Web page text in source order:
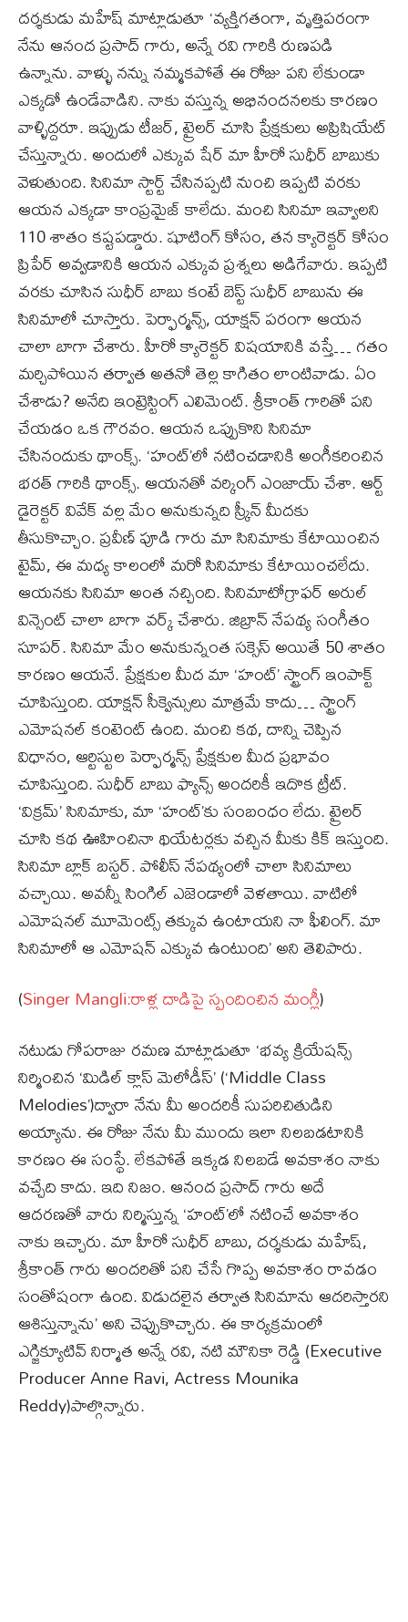
దర్శకుడు మహేష్ మాట్లాడుతూ ‘వ్యక్తిగతంగా, వృత్తిపరంగా
నేను ఆనంద ప్రసాద్ గారు, అన్నే రవి గారికి రుణపడి
ఉన్నాను. వాళ్ళు నన్ను నమ్మకపోతే ఈ రోజు పని లేకుండా
ఎక్కడో ఉండేవాడిని. నాకు వస్తున్న అభినందనలకు కారణం
వాళ్ళిద్దరూ. ఇప్పుడు టీజర్, ట్రైలర్ చూసి ప్రేక్షకులు అప్రిషియేట్
చేస్తున్నారు. అందులో ఎక్కువ షేర్ మా హీరో సుధీర్ బాబుకు
వెళుతుంది. సినిమా స్టార్ట్ చేసినప్పటి నుంచి ఇప్పటి వరకు
ఆయన ఎక్కడా కాంప్రమైజ్ కాలేదు. మంచి సినిమా ఇవ్వాలని
110 శాతం కష్టపడ్డారు. షూటింగ్ కోసం, తన క్యారెక్టర్ కోసం
ప్రిపేర్ అవ్వడానికి ఆయన ఎక్కువ ప్రశ్నలు అడిగేవారు. ఇప్పటి
వరకు చూసిన సుధీర్ బాబు కంటే బెస్ట్ సుధీర్ బాబును ఈ
సినిమాలో చూస్తారు. పెర్ఫార్మన్స్, యాక్షన్ పరంగా ఆయన
చాలా బాగా చేశారు. హీరో క్యారెక్టర్ విషయానికి వస్తే… గతం
మర్చిపోయిన తర్వాత అతనో తెల్ల కాగితం లాంటివాడు. ఏం
చేశాడు? అనేది ఇంట్రెస్టింగ్ ఎలిమెంట్. శ్రీకాంత్ గారితో పని
చేయడం ఒక గౌరవం. ఆయన ఒప్పుకొని సినిమా
చేసినందుకు థాంక్స్. ‘హంట్’లో నటించడానికి అంగీకరించిన
భరత్ గారికి థాంక్స్. ఆయనతో వర్కింగ్ ఎంజాయ్ చేశా. ఆర్ట్
డైరెక్టర్ వివేక్ వల్ల మేం అనుకున్నది స్క్రీన్ మీదకు
తీసుకొచ్చాం. ప్రవీణ్ పూడి గారు మా సినిమాకు కేటాయించిన
టైమ్, ఈ మధ్య కాలంలో మరో సినిమాకు కేటాయించలేదు.
ఆయనకు సినిమా అంత నచ్చింది. సినిమాటోగ్రాఫర్ అరుల్
విన్సెంట్ చాలా బాగా వర్క్ చేశారు. జిబ్రాన్ నేపథ్య సంగీతం
సూపర్. సినిమా మేం అనుకున్నంత సక్సెస్ అయితే 50 శాతం
కారణం ఆయనే. ప్రేక్షకుల మీద మా ‘హంట్’ స్ట్రాంగ్ ఇంపాక్ట్
చూపిస్తుంది. యాక్షన్ సీక్వెన్సులు మాత్రమే కాదు… స్ట్రాంగ్
ఎమోషనల్ కంటెంట్ ఉంది. మంచి కథ, దాన్ని చెప్పిన
విధానం, ఆర్టిస్టుల పెర్ఫార్మన్స్ ప్రేక్షకుల మీద ప్రభావం
చూపిస్తుంది. సుధీర్ బాబు ఫ్యాన్స్ అందరికీ ఇదొక ట్రీట్.
‘విక్రమ్’ సినిమాకు, మా ‘హంట్’కు సంబంధం లేదు. ట్రైలర్
చూసి కథ ఊహించినా థియేటర్లకు వచ్చిన మీకు కిక్ ఇస్తుంది.
సినిమా బ్లాక్ బస్టర్. పోలీస్ నేపథ్యంలో చాలా సినిమాలు
వచ్చాయి. అవన్నీ సింగిల్ ఎజెండాలో వెళతాయి. వాటిలో
ఎమోషనల్ మూమెంట్స్ తక్కువ ఉంటాయని నా ఫీలింగ్. మా
సినిమాలో ఆ ఎమోషన్ ఎక్కువ ఉంటుంది’ అని తెలిపారు.
(Singer Mangli:రాళ్ల దాడిపై స్పందించిన మంగ్లీ)
నటుడు గోపరాజు రమణ మాట్లాడుతూ ‘భవ్య క్రియేషన్స్
నిర్మించిన ‘మిడిల్ క్లాస్ మెలోడీస్’ (‘Middle Class
Melodies’)ద్వారా నేను మీ అందరికీ సుపరిచితుడిని
అయ్యాను. ఈ రోజు నేను మీ ముందు ఇలా నిలబడటానికి
కారణం ఈ సంస్థే. లేకపోతే ఇక్కడ నిలబడే అవకాశం నాకు
వచ్చేది కాదు. ఇది నిజం. ఆనంద ప్రసాద్ గారు అదే
ఆదరణతో వారు నిర్మిస్తున్న ‘హంట్’లో నటించే అవకాశం
నాకు ఇచ్చారు. మా హీరో సుధీర్ బాబు, దర్శకుడు మహేష్,
శ్రీకాంత్ గారు అందరితో పని చేసే గొప్ప అవకాశం రావడం
సంతోషంగా ఉంది. విడుదలైన తర్వాత సినిమాను ఆదరిస్తారని
ఆశిస్తున్నాను’ అని చెప్పుకొచ్చారు. ఈ కార్యక్రమంలో
ఎగ్జిక్యూటివ్ నిర్మాత అన్నే రవి, నటి మౌనికా రెడ్డి (Executive
Producer Anne Ravi, Actress Mounika
Reddy)పాల్గొన్నారు.